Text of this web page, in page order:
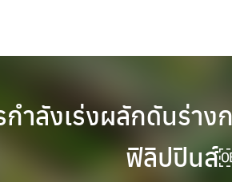
ำลังเร่งผลักดันร่าง
ฟิลิปปิน